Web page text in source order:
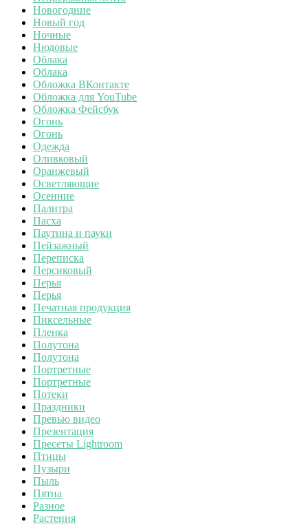
Новогодние
Новый год
Ночные
Нюдовые
Облака
Облака
Обложка ВКонтакте
Обложка для YouTube
Обложка Фейсбук
Огонь
Огонь
Одежда
Оливковый
Оранжевый
Осветляющие
Осенние
Палитра
Пасха
Паутина и пауки
Пейзажный
Переписка
Персиковый
Перья
Перья
Печатная продукция
Пиксельные
Пленка
Полутона
Полутона
Портретные
Портретные
Потеки
Праздники
Превью видео
Презентация
Пресеты Lightroom
Птицы
Пузыри
Пыль
Пятна
Разное
Растения